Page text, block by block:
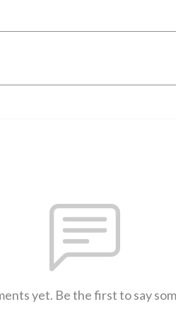
yet. Be the first to say